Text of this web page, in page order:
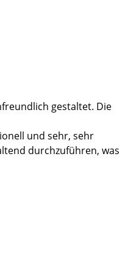
gestaltet. Die
und sehr, sehr
durchzuführen, was
bereits bei